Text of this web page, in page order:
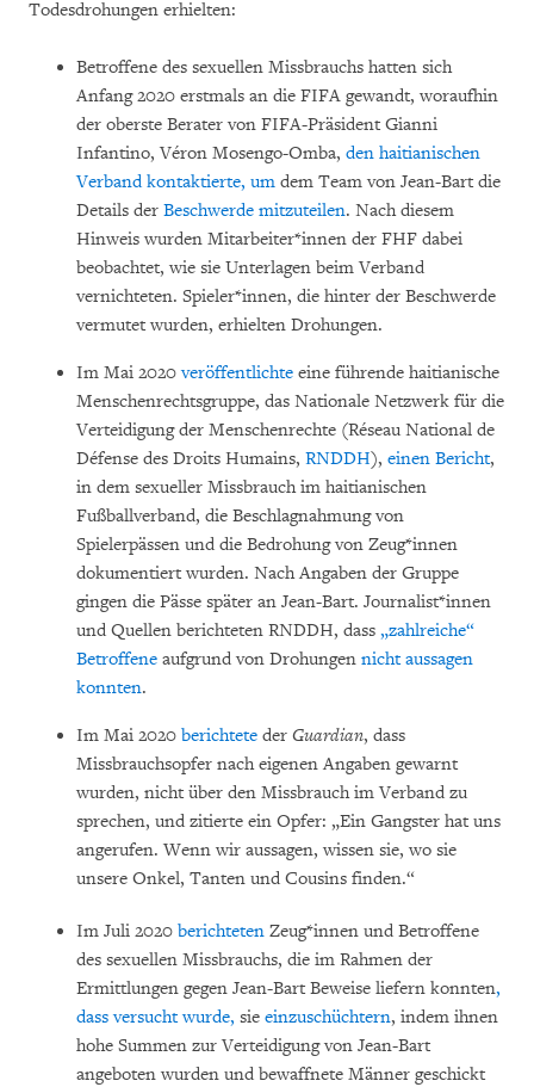
Todesdrohungen erhielten:
Betroffene des sexuellen Missbrauchs hatten sich
Anfang 2020 erstmals an die FIFA gewandt, woraufhin
der oberste Berater von FIFA-Präsident Gianni
Infantino, Véron Mosengo-Omba, den haitianischen
Verband kontaktierte, um dem Team von Jean-Bart die
Details der Beschwerde mitzuteilen. Nach diesem
Hinweis wurden Mitarbeiter*innen der FHF dabei
beobachtet, wie sie Unterlagen beim Verband
vernichteten. Spieler*innen, die hinter der Beschwerde
vermutet wurden, erhielten Drohungen.
Im Mai 2020veröffentlichte eine führende haitianische
Menschenrechtsgruppe, das Nationale Netzwerk für die
Verteidigung der Menschenrechte (Réseau National de
Défense des Droits Humains, RNDDH), einen Bericht,
in dem sexueller Missbrauch im haitianischen
Fußballverband, die Beschlagnahmung von
Spielerpässen und die Bedrohung von Zeug*innen
dokumentiert wurden. Nach Angaben der Gruppe
gingen die Pässe später an Jean-Bart. Journalist*innen
und Quellen berichteten RNDDH, dass „zahlreiche“
Betroffene aufgrund von Drohungen nicht aussagen
konnten.
Im Mai 2020 berichtete der Guardian, dass
Missbrauchsopfer nach eigenen Angaben gewarnt
wurden, nicht über den Missbrauch im Verband zu
sprechen, und zitierte ein Opfer: „Ein Gangster hat uns
angerufen. Wenn wir aussagen, wissen sie, wo sie
unsere Onkel, Tanten und Cousins finden.“
Im Juli 2020 berichteten Zeug*innen und Betroffene
des sexuellen Missbrauchs, die im Rahmen der
Ermittlungen gegen Jean-Bart Beweise liefern konnten,
dass versucht wurde, sie einzuschüchtern, indem ihnen
hohe Summen zur Verteidigung von Jean-Bart
angeboten wurden und bewaffnete Männer geschickt